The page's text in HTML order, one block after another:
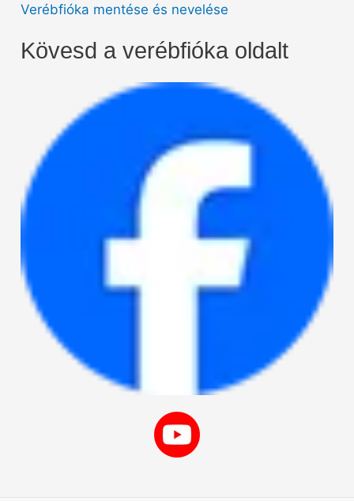
Verébfióka mentése és nevelése
Kövesd a verébfióka oldalt